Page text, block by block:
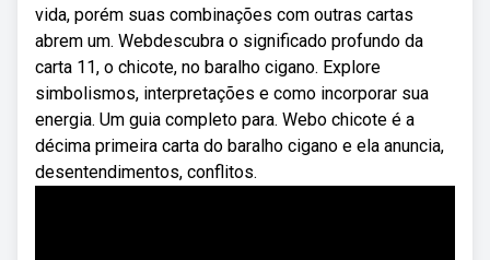
vida, porém suas combinações com outras cartas
abrem um. Webdescubra o significado profundo da
carta 11, o chicote, no baralho cigano. Explore
simbolismos, interpretações e como incorporar sua
energia. Um guia completo para. Webo chicote é a
décima primeira carta do baralho cigano e ela anuncia,
desentendimentos, conflitos.